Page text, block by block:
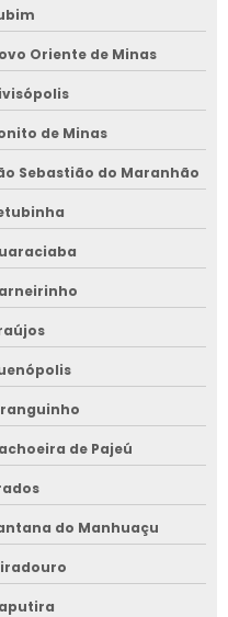
para fornalha
para armazenar
para grãos
para grãos no nordeste
lenha no nordeste
de grãos
Oriente de Minas
de Minas
Sebastião do Maranhão
de Pajeú
do Manhuaçu